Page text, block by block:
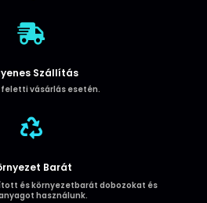

Szállítás
feletti vásárlás esetén.

Barát
és környezetbarát dobozokat és
használunk.